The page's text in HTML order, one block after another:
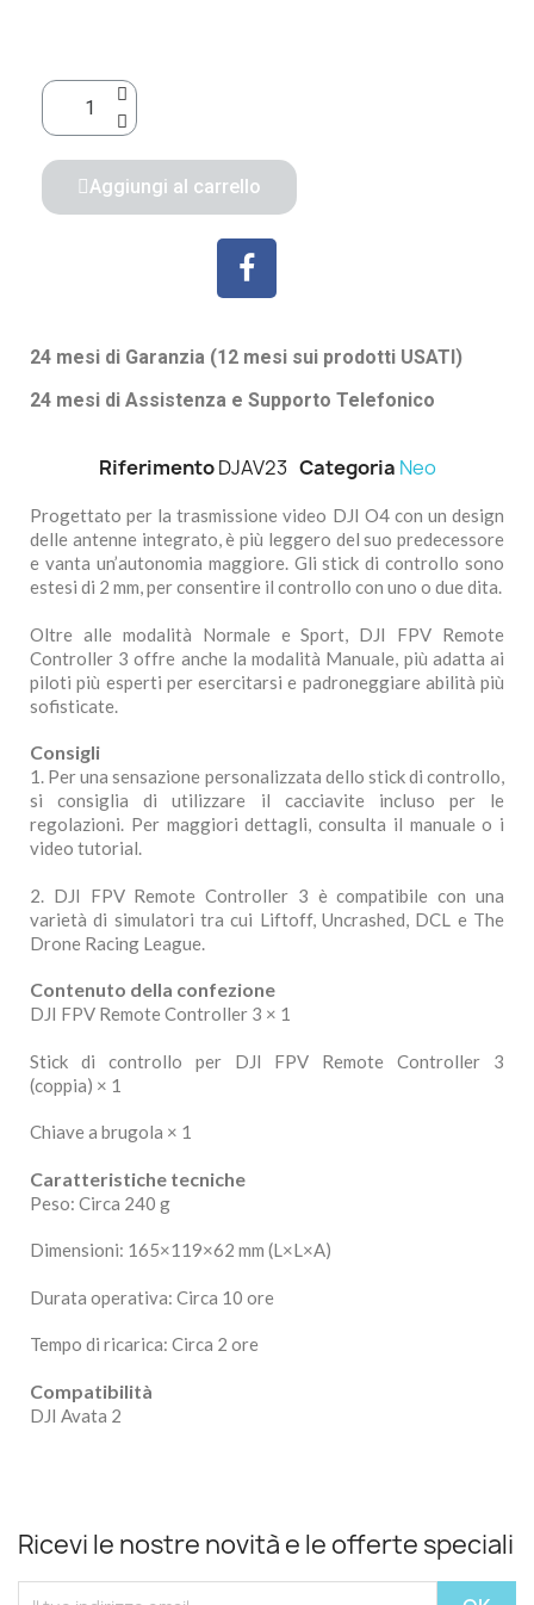
Aggiungi al carrello
24 mesi di Garanzia (12 mesi sui prodotti USATI)
24 mesi di Assistenza e Supporto Telefonico
Riferimento DJAV23 Categoria Neo
‌Progettato per la trasmissione video DJI O4 con un design
delle antenne integrato, è più leggero del suo predecessore
e vanta un’autonomia maggiore.‌ Gli stick di controllo sono
estesi di 2 mm, per consentire il controllo con uno o due dita.
Oltre alle modalità Normale e Sport, DJI FPV Remote
Controller 3 offre anche la modalità Manuale, più adatta ai
piloti più esperti per esercitarsi e padroneggiare abilità più
sofisticate.‌‌
Consigli
1. ‌Per una sensazione personalizzata dello stick di controllo,
si consiglia di utilizzare il cacciavite incluso per le
regolazioni.‌ Per maggiori dettagli, consulta il manuale o i
video tutorial.‌‌
2. DJI FPV Remote Controller 3 è compatibile con una
varietà di simulatori tra cui Liftoff, Uncrashed, DCL e The
Drone Racing League.
Contenuto della confezione
DJI FPV Remote Controller 3 × 1
Stick di controllo per DJI FPV Remote Controller 3
(coppia) × 1
Chiave a brugola × 1
Caratteristiche tecniche
Peso: Circa 240 g
Dimensioni: 165×119×62 mm (L×L×A)
Durata operativa: Circa 10 ore
Tempo di ricarica: Circa 2 ore
Compatibilità
DJI Avata 2
Ricevi le nostre novità e le offerte speciali